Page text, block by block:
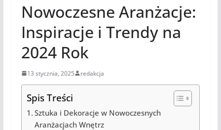
Nowoczesne Aranżacje:
Inspiracje i Trendy na
2024 Rok
13 stycznia, 2025 redakcja
Spis Treści
Sztuka i Dekoracje w Nowoczesnych
Aranżacjach Wnętrz